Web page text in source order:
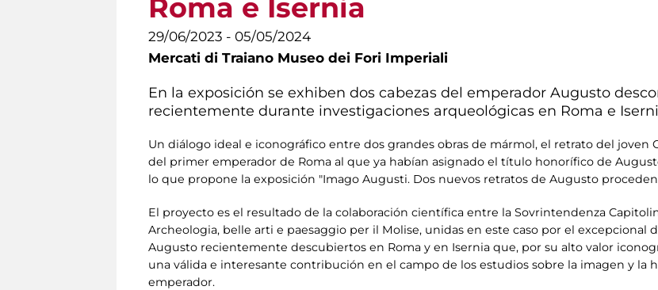
Roma e Isernia
29/06/2023 - 05/05/2024
Mercati di Traiano Museo dei Fori Imperiali
En la exposición se exhiben dos cabezas del emperador Augusto
recientemente durante investigaciones arqueológicas en Roma e
Un diálogo ideal e iconográfico entre dos grandes obras de mármol, el retrato del joven
del primer emperador de Roma al que ya habían asignado el título honorífico de
lo que propone la exposición "Imago Augusti. Dos nuevos retratos de Augusto
El proyecto es el resultado de la colaboración científica entre la Sovrintendenza
Archeologia, belle arti e paesaggio per il Molise, unidas en este caso por el excepcional
Augusto recientemente descubiertos en Roma y en Isernia que, por su alto valor
una válida e interesante contribución en el campo de los estudios sobre la imagen y la
emperador.